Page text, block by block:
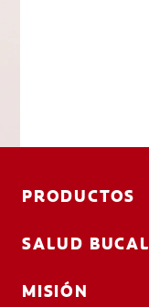
PRODUCTOS
SALUD BUCAL
MISIÓN